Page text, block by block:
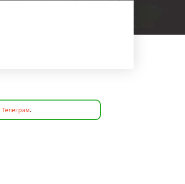
Телеграм.